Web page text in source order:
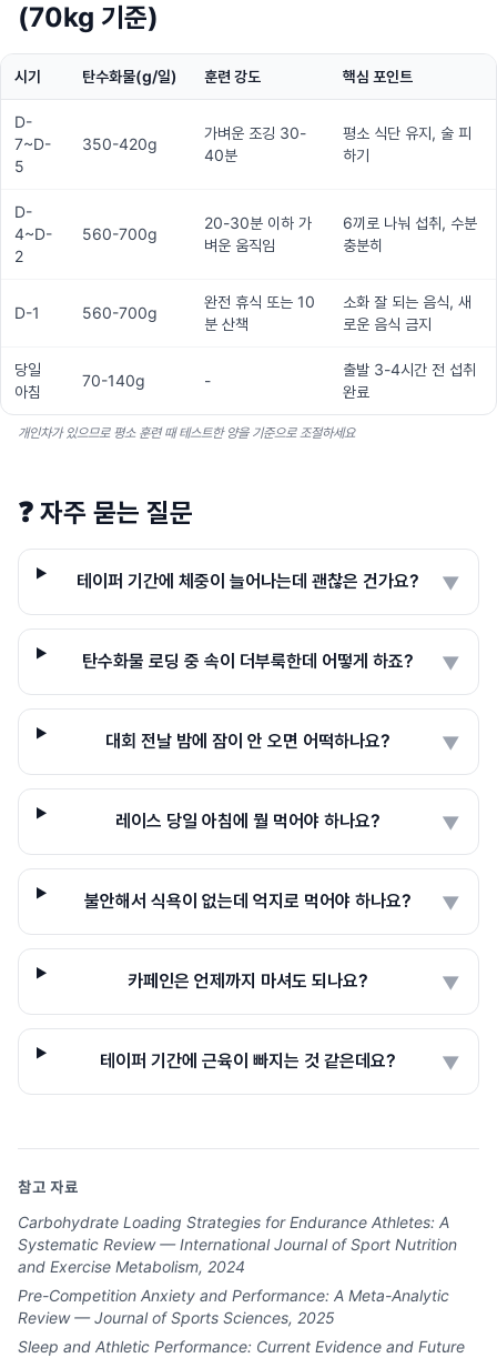
(70kg 기준)
시기 탄수화물(g/일) 훈련 강도 핵심 포인트
D-
7~D-
5
350-420g
가벼운 조깅 30-
40분
평소 식단 유지, 술 피
하기
D-
4~D-
2
560-700g
20-30분 이하 가
벼운 움직임
6끼로 나눠 섭취, 수분
충분히
D-1 560-700g
완전 휴식 또는 10
분 산책
소화 잘 되는 음식, 새
로운 음식 금지
당일
아침
70-140g -
출발 3-4시간 전 섭취
완료
개인차가 있으므로 평소 훈련 때 테스트한 양을 기준으로 조절하세요
❓ 자주 묻는 질문
테이퍼 기간에 체중이 늘어나는데 괜찮은 건가요? ▼
탄수화물 로딩 중 속이 더부룩한데 어떻게 하죠? ▼
대회 전날 밤에 잠이 안 오면 어떡하나요? ▼
레이스 당일 아침에 뭘 먹어야 하나요? ▼
불안해서 식욕이 없는데 억지로 먹어야 하나요? ▼
카페인은 언제까지 마셔도 되나요? ▼
테이퍼 기간에 근육이 빠지는 것 같은데요? ▼
참고 자료
Carbohydrate Loading Strategies for Endurance Athletes: A
Systematic Review — International Journal of Sport Nutrition
and Exercise Metabolism, 2024
Pre-Competition Anxiety and Performance: A Meta-Analytic
Review — Journal of Sports Sciences, 2025
Sleep and Athletic Performance: Current Evidence and Future